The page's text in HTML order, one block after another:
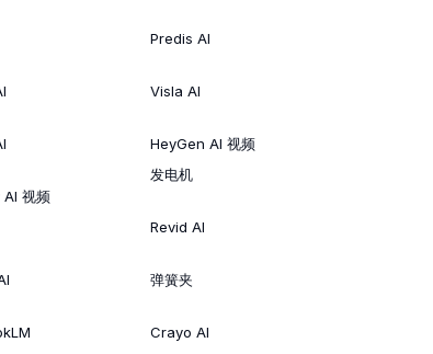
视频
Predis AI
Visla AI
HeyGen AI 视频
发电机
Revid AI
弹簧夹
Crayo AI